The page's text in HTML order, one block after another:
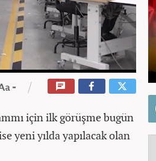
için ilk görüşme bugün
yeni yılda yapılacak olan